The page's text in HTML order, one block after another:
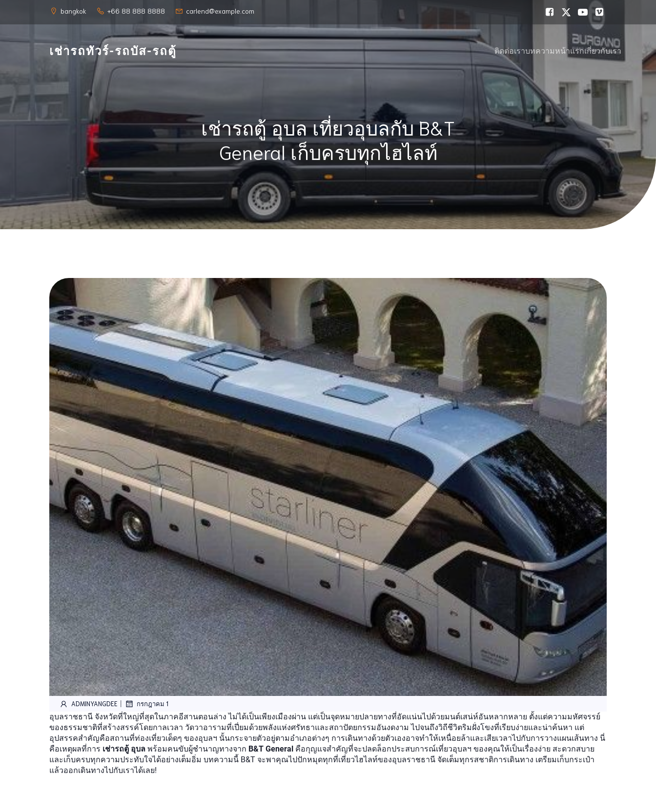
bangkok +66 88 888 8888 carlend@example.com
เช่ารถทัวร์-รถบัส-รถตู้ ติดต่อเราบทความหน้าแรกเกี่ยวกับเรา
เช่ารถตู้ อุบล เที่ยวอุบลกับ B&T
General เก็บครบทุกไฮไลท์
ADMINYANGDEE | กรกฎาคม 1
อุบลราชธานี จังหวัดที่ใหญ่ที่สุดในภาคอีสานตอนล่าง ไม่ได้เป็นเพียงเมืองผ่าน แต่เป็นจุดหมายปลายทางที่อัดแน่นไปด้วยมนต์เสน่ห์อันหลากหลาย ตั้งแต่ความมหัศจรรย์
ของธรรมชาติที่สร้างสรรค์โดยกาลเวลา วัดวาอารามที่เปี่ยมด้วยพลังแห่งศรัทธาและสถาปัตยกรรมอันงดงาม ไปจนถึงวิถีชีวิตริมฝั่งโขงที่เรียบง่ายและน่าค้นหา แต่
อุปสรรคสำคัญคือสถานที่ท่องเที่ยวเด็ดๆ ของอุบลฯ นั้นกระจายตัวอยู่ตามอำเภอต่างๆ การเดินทางด้วยตัวเองอาจทำให้เหนื่อยล้าและเสียเวลาไปกับการวางแผนเส้นทาง นี่
คือเหตุผลที่การ เช่ารถตู้ อุบล พร้อมคนขับผู้ชำนาญทางจาก B&T General คือกุญแจสำคัญที่จะปลดล็อกประสบการณ์เที่ยวอุบลฯ ของคุณให้เป็นเรื่องง่าย สะดวกสบาย
และเก็บครบทุกความประทับใจได้อย่างเต็มอิ่ม บทความนี้ B&T จะพาคุณไปปักหมุดทุกที่เที่ยวไฮไลท์ของอุบลราชธานี จัดเต็มทุกรสชาติการเดินทาง เตรียมเก็บกระเป๋า
แล้วออกเดินทางไปกับเราได้เลย!